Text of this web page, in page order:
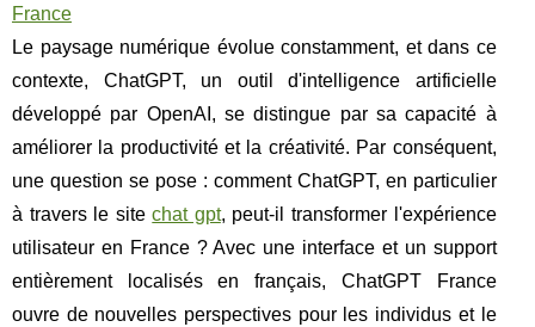
France
Le paysage numérique évolue constamment, et dans ce
contexte, ChatGPT, un outil d'intelligence artificielle
développé par OpenAI, se distingue par sa capacité à
améliorer la productivité et la créativité. Par conséquent,
une question se pose : comment ChatGPT, en particulier
à travers le sitechat gpt, peut-il transformer l'expérience
utilisateur en France ? Avec une interface et un support
entièrement localisés en français, ChatGPT France
ouvre de nouvelles perspectives pour les individus et le